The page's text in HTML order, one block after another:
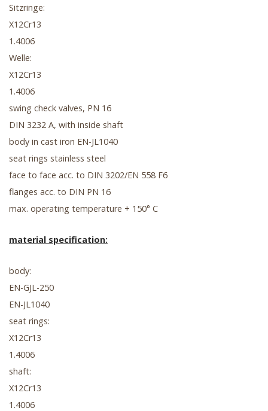
Sitzringe:
X12Cr13
1.4006
Welle:
X12Cr13
1.4006
swing check valves, PN 16
DIN 3232 A, with inside shaft
body in cast iron EN-JL1040
seat rings stainless steel
face to face acc. to DIN 3202/EN 558 F6
flanges acc. to DIN PN 16
max. operating temperature + 150° C
material specification:
body:
EN-GJL-250
EN-JL1040
seat rings:
X12Cr13
1.4006
shaft:
X12Cr13
1.4006